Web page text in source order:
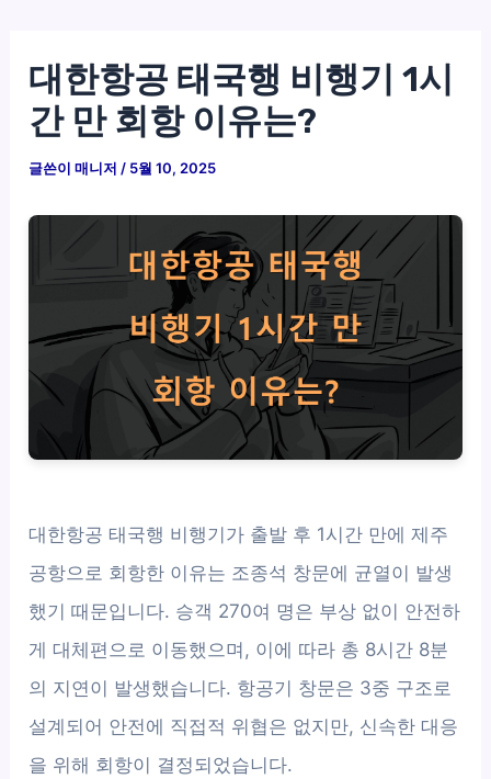
대한항공 태국행 비행기 1시
간 만 회항 이유는?
글쓴이매니저 / 5월 10, 2025
대한항공 태국행 비행기가 출발 후 1시간 만에 제주
공항으로 회항한 이유는 조종석 창문에 균열이 발생
했기 때문입니다. 승객 270여 명은 부상 없이 안전하
게 대체편으로 이동했으며, 이에 따라 총 8시간 8분
의 지연이 발생했습니다. 항공기 창문은 3중 구조로
설계되어 안전에 직접적 위협은 없지만, 신속한 대응
을 위해 회항이 결정되었습니다.